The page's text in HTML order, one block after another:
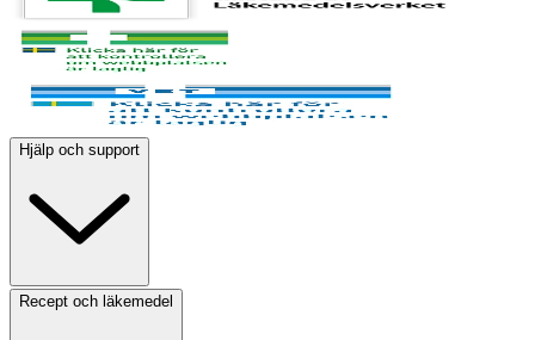
Hjälp och support
Recept och läkemedel